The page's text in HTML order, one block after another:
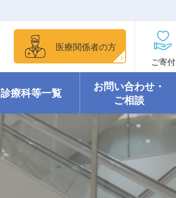
医療関係者の方
ご寄付
診療科等一覧
お問い合わせ・
ご相談